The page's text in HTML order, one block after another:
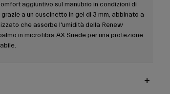
aggiuntivo sul manubrio in condizioni di
a un cuscinetto in gel di 3 mm, abbinato a
che assorbe l'umidità della Renew
in microfibra AX Suede per una protezione